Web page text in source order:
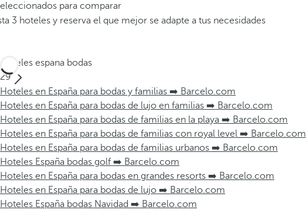
para comparar
3 hoteles y reserva el que mejor se adapte a tus necesidades
Hoteles espana bodas
29
Hoteles en España para bodas y familias ➡️ Barcelo.com
Hoteles en España para bodas de lujo en familias ➡️ Barcelo.com
Hoteles en España para bodas de familias en la playa ➡️ Barcelo.com
Hoteles en España para bodas de familias con royal level ➡️ Barcelo.com
Hoteles en España para bodas de familias urbanos ➡️ Barcelo.com
Hoteles España bodas golf ➡️ Barcelo.com
Hoteles en España para bodas en grandes resorts ➡️ Barcelo.com
Hoteles en España para bodas de lujo ➡️ Barcelo.com
Hoteles España bodas Navidad ➡️ Barcelo.com